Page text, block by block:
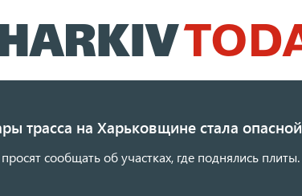
к
основному
трасса на Харьковщине стала опасной
сообщать об участках, где поднялись плиты.